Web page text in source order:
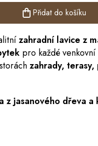
Přidat do košíku
zahradní lavice z
pro každé
zahrady,
z jasanového dřeva a